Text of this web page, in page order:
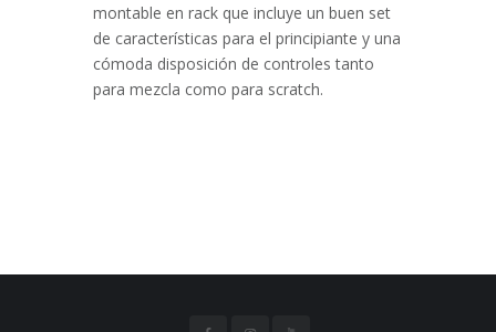
montable en rack que incluye un buen set
de características para el principiante y una
cómoda disposición de controles tanto
para mezcla como para scratch.